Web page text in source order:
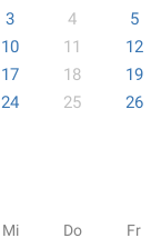
3 4 5
10 11 12
17 18 19
24 25 26
Mi Do Fr